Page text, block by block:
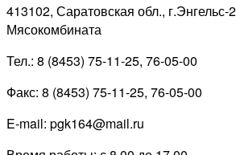
413102, Саратовская обл., г.Энгельс-
Мясокомбината
Тел.: 8 (8453) 75-11-25, 76-05-00
Факс: 8 (8453) 75-11-25, 76-05-00
E-mail: pgk164@mail.ru